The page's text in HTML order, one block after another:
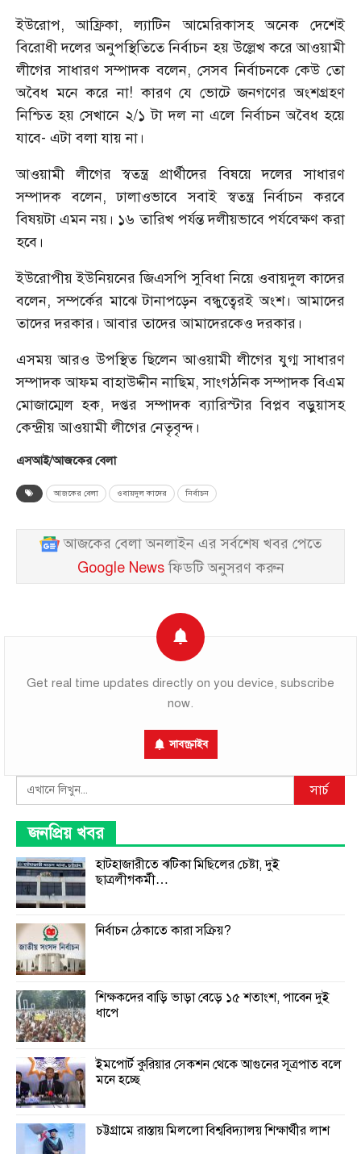
ইউরোপ, আফ্রিকা, ল্যাটিন আমেরিকাসহ অনেক দেশেই
বিরোধী দলের অনুপস্থিতিতে নির্বাচন হয় উল্লেখ করে আওয়ামী
লীগের সাধারণ সম্পাদক বলেন, সেসব নির্বাচনকে কেউ তো
অবৈধ মনে করে না! কারণ যে ভোটে জনগণের অংশগ্রহণ
নিশ্চিত হয় সেখানে ২/১ টা দল না এলে নির্বাচন অবৈধ হয়ে
যাবে- এটা বলা যায় না।
আওয়ামী লীগের স্বতন্ত্র প্রার্থীদের বিষয়ে দলের সাধারণ
সম্পাদক বলেন, ঢালাওভাবে সবাই স্বতন্ত্র নির্বাচন করবে
বিষয়টা এমন নয়। ১৬ তারিখ পর্যন্ত দলীয়ভাবে পর্যবেক্ষণ করা
হবে।
ইউরোপীয় ইউনিয়নের জিএসপি সুবিধা নিয়ে ওবায়দুল কাদের
বলেন, সম্পর্কের মাঝে টানাপড়েন বন্ধুত্বেরই অংশ। আমাদের
তাদের দরকার। আবার তাদের আমাদেরকেও দরকার।
এসময় আরও উপস্থিত ছিলেন আওয়ামী লীগের যুগ্ম সাধারণ
সম্পাদক আফম বাহাউদ্দীন নাছিম, সাংগঠনিক সম্পাদক বিএম
মোজাম্মেল হক, দপ্তর সম্পাদক ব্যারিস্টার বিপ্লব বড়ুয়াসহ
কেন্দ্রীয় আওয়ামী লীগের নেতৃবৃন্দ।
এসআই/আজকের বেলা
আজকের বেলা ওবায়দুল কাদের নির্বাচন
আজকের বেলা অনলাইন এর সর্বশেষ খবর পেতে
Google Newsফিডটি অনুসরণ করুন
Get real time updates directly on you device, subscribe
now.
সাবস্ক্রাইব
Search সার্চ
জনপ্রিয় খবর
হাটহাজারীতে ঝটিকা মিছিলের চেষ্টা, দুই
ছাত্রলীগকর্মী…
নির্বাচন ঠেকাতে কারা সক্রিয়?
শিক্ষকদের বাড়ি ভাড়া বেড়ে ১৫ শতাংশ, পাবেন দুই
ধাপে
ইমপোর্ট কুরিয়ার সেকশন থেকে আগুনের সূত্রপাত বলে
মনে হচ্ছে
চট্টগ্রামে রাস্তায় মিললো বিশ্ববিদ্যালয় শিক্ষার্থীর লাশ